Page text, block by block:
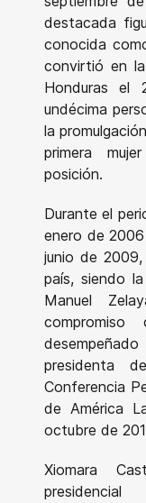
destacada
conocida
convirtió en
Honduras el
undécima
la
primera
posición.
Durante el
enero de
junio de
país, siendo
Manuel
presidenta
Conferencia
de América
octubre de
Xiomara